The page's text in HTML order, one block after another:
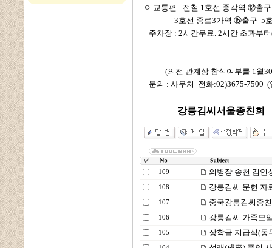
ㅇ 교통편 : 전철 1호선 종각역 ⑫
3호선 종로3가역 ⑮출구 5호
주차장 : 2시간무료. 2시간 초과부
(의전 관계상 참석여부를 1월30
문의 : 사무처 전화:02)3675-7500
강릉김씨서울종친회
109 의병장 송천 김연
108 강릉김씨 문헌 자
107 중국강릉김씨종
106 강릉김씨 가족모
105 장학금 지급식(동